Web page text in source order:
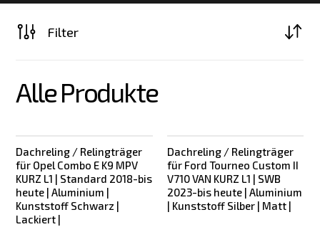
Filter
Alle Produkte
Dachreling / Relingträger
für Opel Combo E K9 MPV
KURZ L1 | Standard 2018-bis
heute | Aluminium |
Kunststoff Schwarz |
Lackiert |
Dachreling / Relingträger
für Ford Tourneo Custom II
V710 VAN KURZ L1 | SWB
2023-bis heute | Aluminium
| Kunststoff Silber | Matt |